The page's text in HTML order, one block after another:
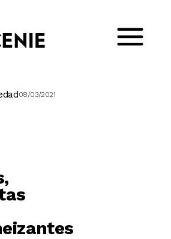
08/03/2021